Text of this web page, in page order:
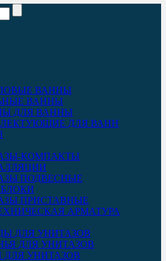
ВАННЫ
ВАННЫ
ДЛЯ ВАННЫ
ДЛЯ ВАНН
КОМПАКТЫ
ПОДВЕСНЫЕ
ПРИСТАВНЫЕ
АРМАТУРА
ДЛЯ УНИТАЗОВ
ДЛЯ УНИТАЗОВ
ДЛЯ УНИТАЗОВ